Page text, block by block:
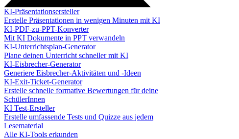
KI-Präsentationsersteller
Erstelle Präsentationen in wenigen Minuten mit KI
KI-PDF-zu-PPT-Konverter
Mit KI Dokumente in PPT verwandeln
KI-Unterrichtsplan-Generator
Plane deinen Unterricht schneller mit KI
KI-Eisbrecher-Generator
Generiere Eisbrecher-Aktivitäten und -Ideen
KI-Exit-Ticket-Generator
Erstelle schnelle formative Bewertungen für deine
SchülerInnen
KI Test-Ersteller
Erstelle umfassende Tests und Quizze aus jedem
Lesematerial
Alle KI-Tools erkunden